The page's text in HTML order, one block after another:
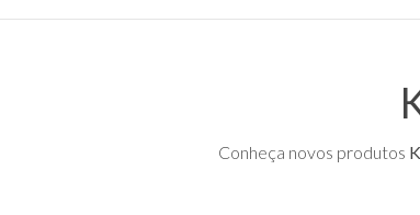
Conheça novos produtos